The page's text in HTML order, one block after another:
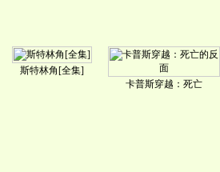
斯特林角[全集]
卡普斯穿越：死亡